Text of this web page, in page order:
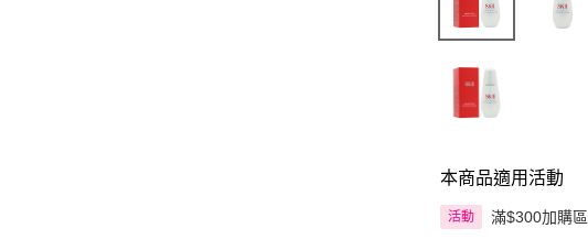
本商品適用活動
活動 滿$300加購區